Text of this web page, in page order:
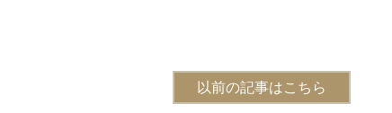
以前の記事はこちら